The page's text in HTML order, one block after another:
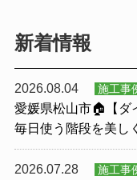
新着情報
2026.08.04 施工事
愛媛県松山市🏠【ダ
毎日使う階段を美し
2026.07.28 施工事